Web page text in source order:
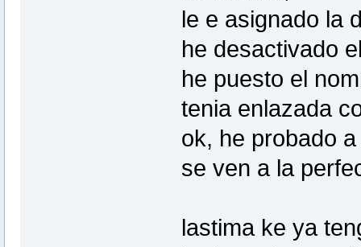
le e asignado la
he desactivado
he puesto el
tenia enlazada
ok, he probado
se ven a la
lastima ke ya